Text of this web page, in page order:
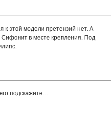
к этой модели претензий нет. А
Сифонит в месте крепления. Под
подскажите…